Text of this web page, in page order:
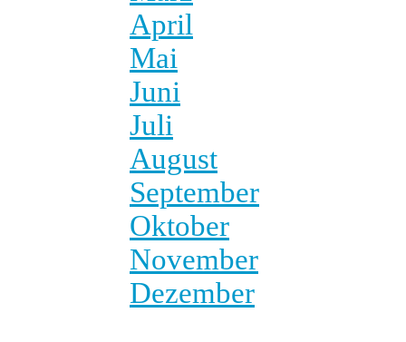
April
Mai
Juni
Juli
August
September
Oktober
November
Dezember